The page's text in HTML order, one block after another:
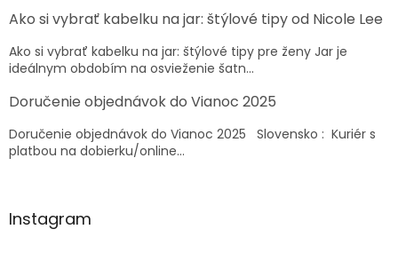
Ako si vybrať kabelku na jar: štýlové tipy od Nicole Lee
Ako si vybrať kabelku na jar: štýlové tipy pre ženy Jar je
ideálnym obdobím na osvieženie šatn...
Doručenie objednávok do Vianoc 2025
Doručenie objednávok do Vianoc 2025 Slovensko : Kuriér s
platbou na dobierku/online...
Instagram